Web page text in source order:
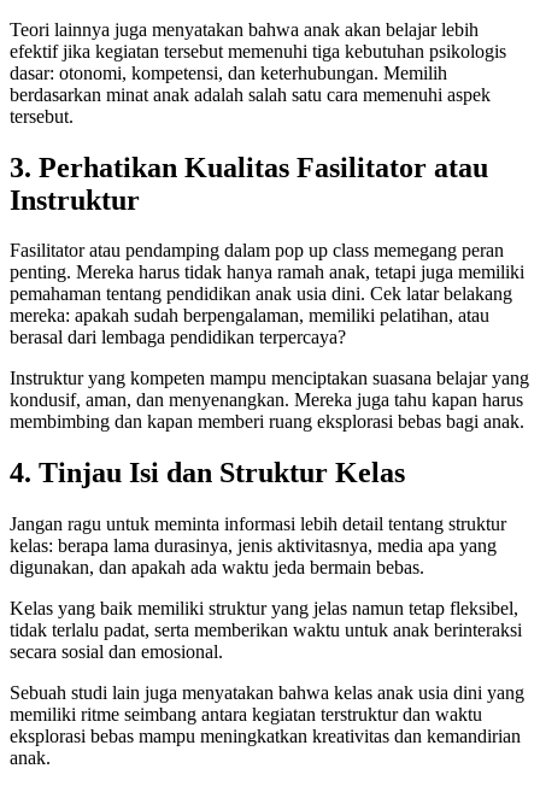
Teori lainnya juga menyatakan bahwa anak akan belajar lebih
efektif jika kegiatan tersebut memenuhi tiga kebutuhan psikologis
dasar: otonomi, kompetensi, dan keterhubungan. Memilih
berdasarkan minat anak adalah salah satu cara memenuhi aspek
tersebut.
3. Perhatikan Kualitas Fasilitator atau
Instruktur
Fasilitator atau pendamping dalam pop up class memegang peran
penting. Mereka harus tidak hanya ramah anak, tetapi juga memiliki
pemahaman tentang pendidikan anak usia dini. Cek latar belakang
mereka: apakah sudah berpengalaman, memiliki pelatihan, atau
berasal dari lembaga pendidikan terpercaya?
Instruktur yang kompeten mampu menciptakan suasana belajar yang
kondusif, aman, dan menyenangkan. Mereka juga tahu kapan harus
membimbing dan kapan memberi ruang eksplorasi bebas bagi anak.
4. Tinjau Isi dan Struktur Kelas
Jangan ragu untuk meminta informasi lebih detail tentang struktur
kelas: berapa lama durasinya, jenis aktivitasnya, media apa yang
digunakan, dan apakah ada waktu jeda bermain bebas.
Kelas yang baik memiliki struktur yang jelas namun tetap fleksibel,
tidak terlalu padat, serta memberikan waktu untuk anak berinteraksi
secara sosial dan emosional.
Sebuah studi lain juga menyatakan bahwa kelas anak usia dini yang
memiliki ritme seimbang antara kegiatan terstruktur dan waktu
eksplorasi bebas mampu meningkatkan kreativitas dan kemandirian
anak.